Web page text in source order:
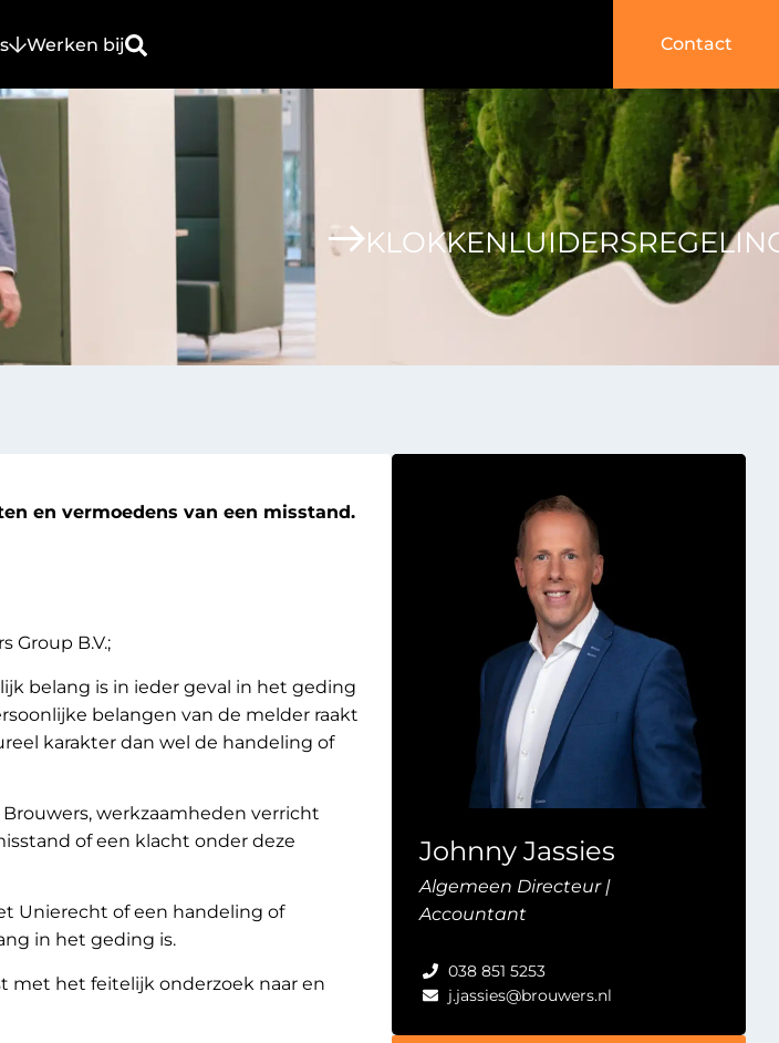
Werken bij Contact
en vermoedens van een misstand.
Group B.V.;
belang is in ieder geval in het geding
belangen van de melder raakt
karakter dan wel de handeling of
werkzaamheden verricht
of een klacht onder deze
Unierecht of een handeling of
in het geding is.
met het feitelijk onderzoek naar en
Johnny Jassies
Algemeen Directeur |
Accountant
038 851 5253
j.jassies@brouwers.nl